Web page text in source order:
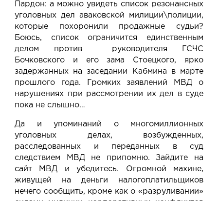
Пардон: а можно увидеть список резонансных
уголовных дел аваковской милиции\полиции,
которые похоронили продажные судьи?
Боюсь, список ограничится единственным
делом против руководителя ГСЧС
Бочковского и его зама Стоецкого, ярко
задержанных на заседании Кабмина в марте
прошлого года. Громких заявлений МВД о
нарушениях при рассмотрении их дел в суде
пока не слышно…
Да и упоминаний о многомиллионных
уголовных делах, возбужденных,
расследованных и переданных в суд
следствием МВД не припомню. Зайдите на
сайт МВД иубедитесь. Огромной махине,
живущей на деньги налогоплатильщиков
нечего сообщить, кроме как о «разруливании»